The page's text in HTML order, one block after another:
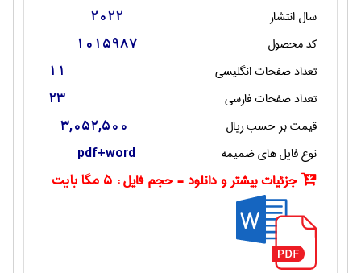
سال انتشار 2022
کد محصول 1015987
تعداد صفحات انگليسی 11
تعداد صفحات فارسی 23
قیمت بر حسب ریال 3,052,500
نوع فایل های ضمیمه pdf+word
جزئیات بیشتر و دانلود - حجم فایل : 5 مگا بایت